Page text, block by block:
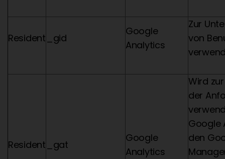
Resident _gid
Google
Analytics
Zur
von
Resident _gat
Google
Analytics
Wird
der
Google
den